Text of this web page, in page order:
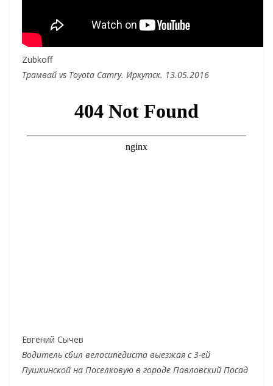
Zubkoff
Трамвай vs Toyota Camry. Иркутск. 13.05.2016
Евгений Сычев
Водитель сбил велосипедиста выезжая с 3-ей
Пушкинской на Поселковую в городе Павловский Посад